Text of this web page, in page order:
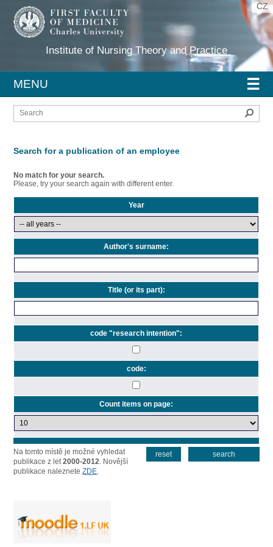
Institute of Nursing Theory and Practice
CZ
☰
MENU
Search for a publication of an employee
No match for your search.
Please, try your search again with different enter.
reset search
Na tomto místě je možné vyhledat
publikace z let2000-2012. Novější
publikace nalezneteZDE.